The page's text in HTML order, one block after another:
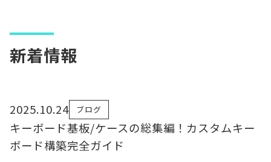
新着情報
2025.10.24 ブログ
キーボード基板/ケースの総集編！カスタムキー
ボード構築完全ガイド